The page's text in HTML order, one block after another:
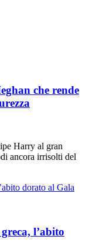
che rende
Harry al gran
ancora irrisolti del
l’abito